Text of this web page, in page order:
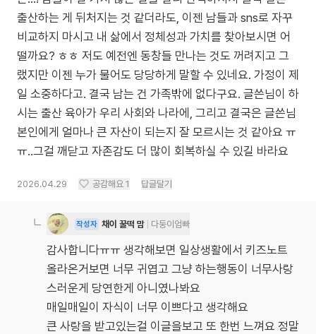
출산하는 게 뒤처지는 것 같더라도, 이젠 남들과 sns로 자꾸
비교하지 마시고 내 삶에서 정체성과 가치를 찾아보시면 어
떨까요? ㅎㅎ 저도 예전엔 동창들 만나는 것도 꺼려지고 그
랬지만 이젠 누가 물어도 당당하게 말할 수 있네요. 가정이 제
일 소중하다고. 결국 남는 건 가족밖에 없다구요. 글쓴님이 하
시는 출산 육아가 우리 사회와 나라에, 그리고 결국은 글쓴님
본인에게 얼마나 큰 자산이 되는지 잘 모르시는 것 같아요 ㅠ
ㅠ..그걸 깨닫고 자존감도 더 많이 회복하실 수 있길 바라요
2026.04.29 공감해요 1 답글달기
작성자 채이 꿀떡 맘 다둥이엄빠
감사합니다ㅠㅠ 생각해보면 일상생활에서 키즈노트
올라온거보면 너무 귀엽고 그냥 하는행동이 너무사랑
스러운게 당연한게 아니였나봐요
매일매일이 자식이 너무 이쁘다고 생각해요
큰 사랑을 받고있는걸 이글을보고 또 한번 느껴요 정말